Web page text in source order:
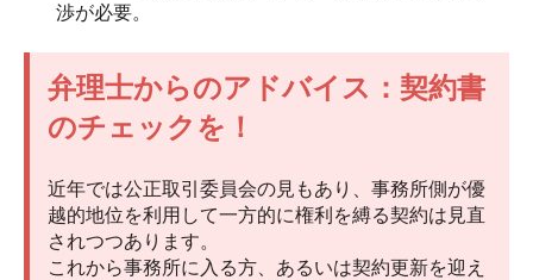
渉が必要。
弁理士からのアドバイス：契約書
のチェックを！
近年では公正取引委員会の見もあり、事務所側が優
越的地位を利用して一方的に権利を縛る契約は見直
されつつあります。
これから事務所に入る方、あるいは契約更新を迎え